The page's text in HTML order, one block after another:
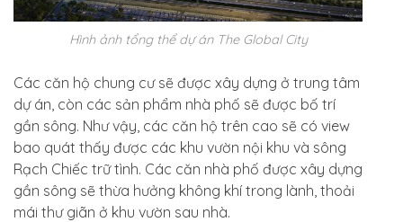
Hình ảnh tổng thể dự án The Global City
Các căn hộ chung cư sẽ được xây dựng ở trung tâm
dự án, còn các sản phẩm nhà phố sẽ được bố trí
gần sông. Như vậy, các căn hộ trên cao sẽ có view
bao quát thấy được các khu vườn nội khu và sông
Rạch Chiếc trữ tình. Các căn nhà phố được xây dựng
gần sông sẽ thừa hưởng không khí trong lành, thoải
mái thư giãn ở khu vườn sau nhà.